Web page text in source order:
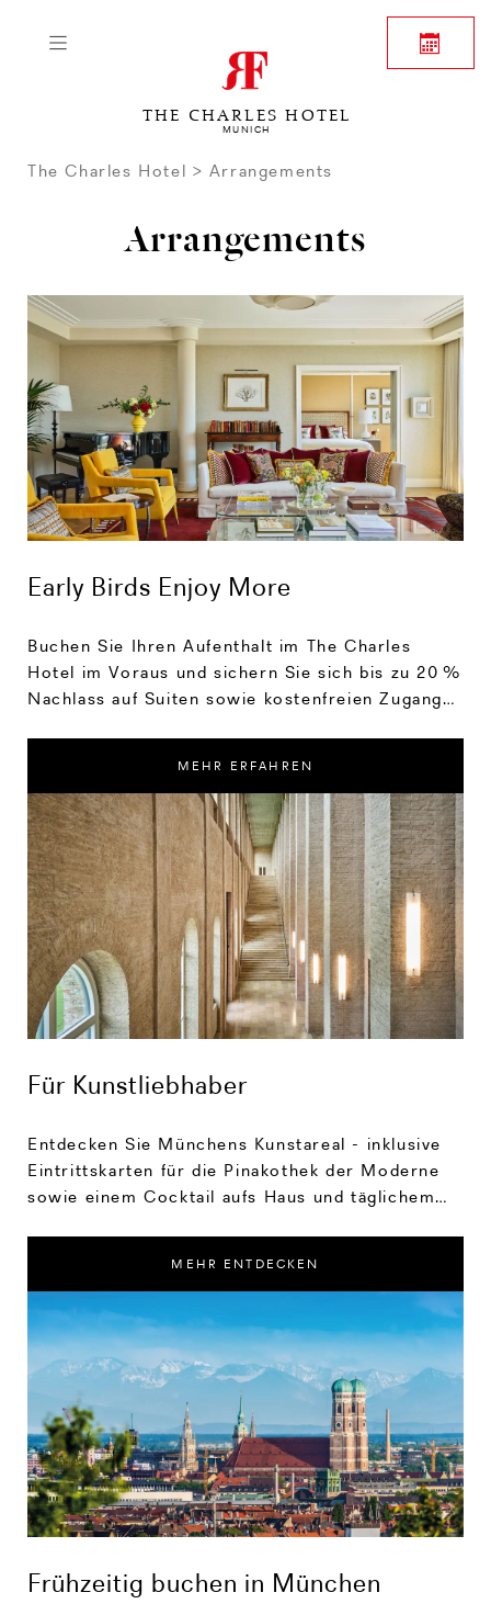
THE CHARLES HOTEL
MUNICH
The Charles Hotel Arrangements
Arrangements
Early Birds Enjoy More
Buchen Sie Ihren Aufenthalt im The Charles
Hotel im Voraus und sichern Sie sich bis zu 20 %
Nachlass auf Suiten sowie kostenfreien Zugang
MEHR ERFAHREN
Für Kunstliebhaber
Entdecken Sie Münchens Kunstareal - inklusive
Eintrittskarten für die Pinakothek der Moderne
sowie einem Cocktail aufs Haus und täglichem
MEHR ENTDECKEN
Frühzeitig buchen in München